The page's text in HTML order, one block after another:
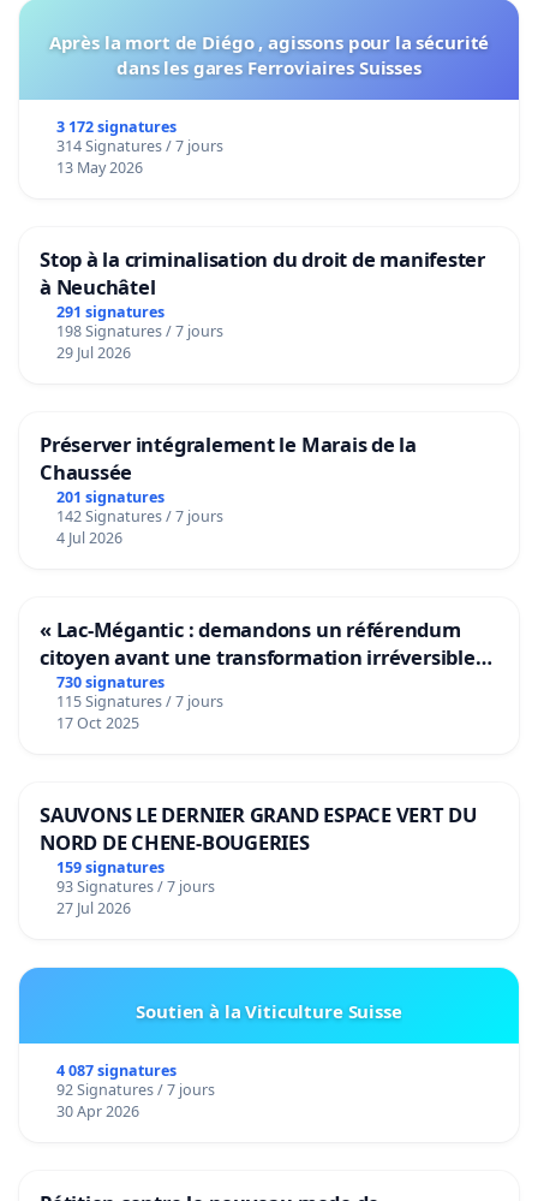
Après la mort de Diégo , agissons pour la sécurité
dans les gares Ferroviaires Suisses
3 172 signatures
314 Signatures / 7 jours
13 May 2026
Stop à la criminalisation du droit de manifester
à Neuchâtel
291 signatures
198 Signatures / 7 jours
29 Jul 2026
Préserver intégralement le Marais de la
Chaussée
201 signatures
142 Signatures / 7 jours
4 Jul 2026
« Lac-Mégantic : demandons un référendum
citoyen avant une transformation irréversible
de notre territoire »
730 signatures
115 Signatures / 7 jours
17 Oct 2025
SAUVONS LE DERNIER GRAND ESPACE VERT DU
NORD DE CHENE-BOUGERIES
159 signatures
93 Signatures / 7 jours
27 Jul 2026
Soutien à la Viticulture Suisse
4 087 signatures
92 Signatures / 7 jours
30 Apr 2026